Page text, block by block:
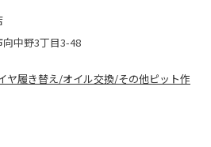
中野3丁目3-48
ヤ履き替え/オイル交換/その他ピット作